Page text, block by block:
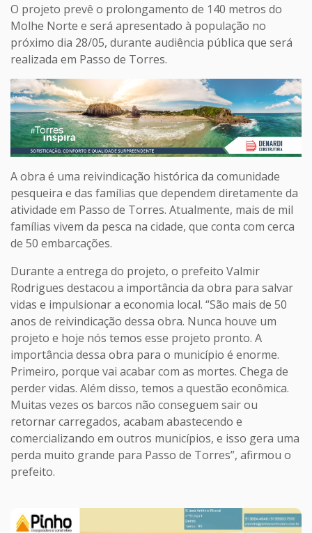
O projeto prevê o prolongamento de 140 metros do
Molhe Norte e será apresentado à população no
próximo dia 28/05, durante audiência pública que será
realizada em Passo de Torres.
A obra é uma reivindicação histórica da comunidade
pesqueira e das famílias que dependem diretamente da
atividade em Passo de Torres. Atualmente, mais de mil
famílias vivem da pesca na cidade, que conta com cerca
de 50 embarcações.
Durante a entrega do projeto, o prefeito Valmir
Rodrigues destacou a importância da obra para salvar
vidas e impulsionar a economia local. “São mais de 50
anos de reivindicação dessa obra. Nunca houve um
projeto e hoje nós temos esse projeto pronto. A
importância dessa obra para o município é enorme.
Primeiro, porque vai acabar com as mortes. Chega de
perder vidas. Além disso, temos a questão econômica.
Muitas vezes os barcos não conseguem sair ou
retornar carregados, acabam abastecendo e
comercializando em outros municípios, e isso gera uma
perda muito grande para Passo de Torres”, afirmou o
prefeito.